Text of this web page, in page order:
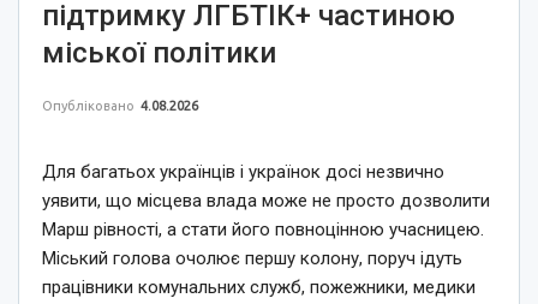
підтримку ЛГБТІК+ частиною
міської політики
Опубліковано 4.08.2026
Для багатьох українців і українок досі незвично
уявити, що місцева влада може не просто дозволити
Марш рівності, а стати його повноцінною учасницею.
Міський голова очолює першу колону, поруч ідуть
працівники комунальних служб, пожежники, медики